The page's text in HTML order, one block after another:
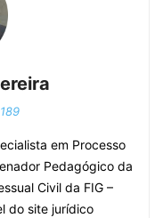
em Processo
Pedagógico da
Civil da FIG –
do site jurídico